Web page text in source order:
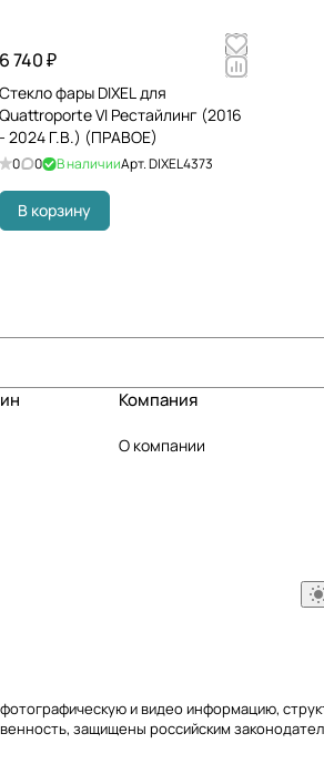
6 740 ₽
Стекло фары DIXEL для
Quattroporte VI Рестайлинг (2016
- 2024 Г.В.) (ПРАВОЕ)
0 0 В наличииАрт.DIXEL4373
В корзину
Компания
О компании
и видео информацию,
защищены российским